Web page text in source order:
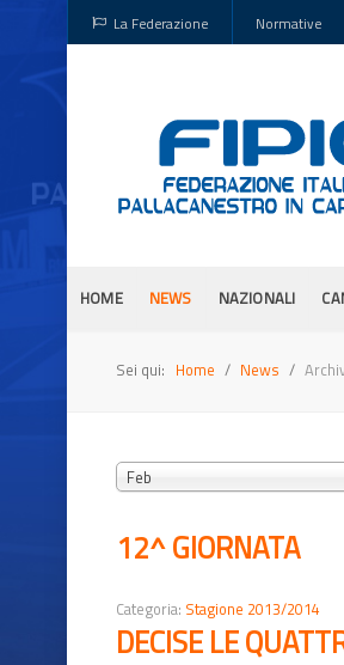
La Federazione Normative
HOME NEWS NAZIONALI
Sei qui: Home News
Feb
12^ GIORNATA
Categoria: Stagione 2013/2014
DECISE LE